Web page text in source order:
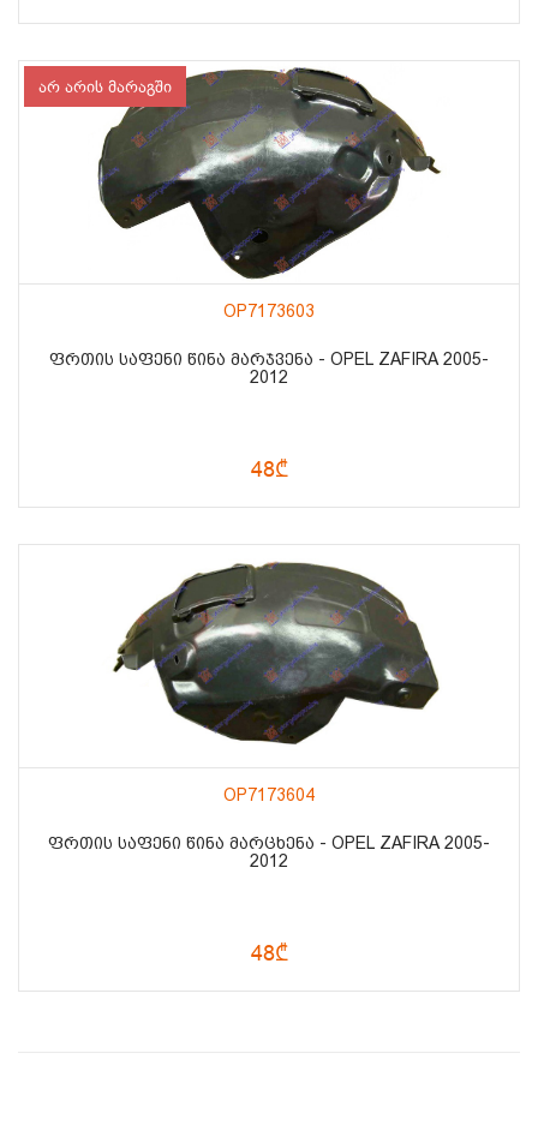
არ არის მარაგში
OP7173603
ᲤᲠᲗᲘᲡ ᲡᲐᲤᲔᲜᲘ ᲬᲘᲜᲐ ᲛᲐᲠᲯᲕᲔᲜᲐ - OPEL ZAFIRA 2005-
2012
48₾
OP7173604
ᲤᲠᲗᲘᲡ ᲡᲐᲤᲔᲜᲘ ᲬᲘᲜᲐ ᲛᲐᲠᲪᲮᲔᲜᲐ - OPEL ZAFIRA 2005-
2012
48₾